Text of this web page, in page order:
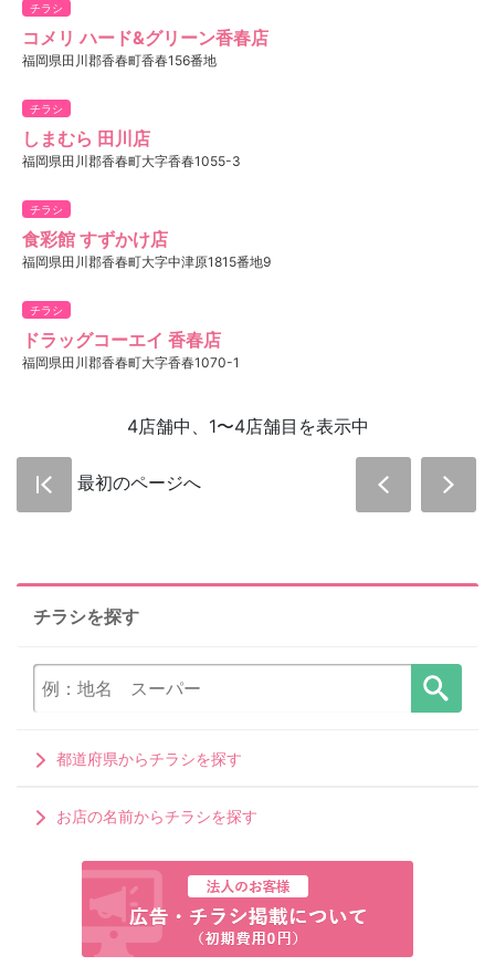
チラシ
コメリ ハード&グリーン香春店
福岡県田川郡香春町香春156番地
チラシ
しまむら 田川店
福岡県田川郡香春町大字香春1055-3
チラシ
食彩館 すずかけ店
福岡県田川郡香春町大字中津原1815番地9
チラシ
ドラッグコーエイ 香春店
福岡県田川郡香春町大字香春1070-1
4店舗中、1〜4店舗目を表示中
最初のページへ
チラシを探す
都道府県からチラシを探す
お店の名前からチラシを探す